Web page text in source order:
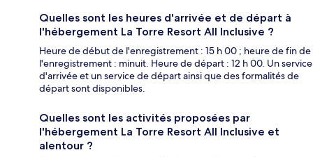
Quelles sont les heures d'arrivée et de départ à
l'hébergement La Torre Resort All Inclusive ?
Heure de début de l'enregistrement : 15 h 00 ; heure de fin de
l'enregistrement : minuit. Heure de départ : 12 h 00. Un service
d'arrivée et un service de départ ainsi que des formalités de
départ sont disponibles.
Quelles sont les activités proposées par
l'hébergement La Torre Resort All Inclusive et
alentour ?